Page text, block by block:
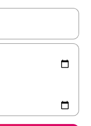
พื่อสำรวจผลการค้นหา